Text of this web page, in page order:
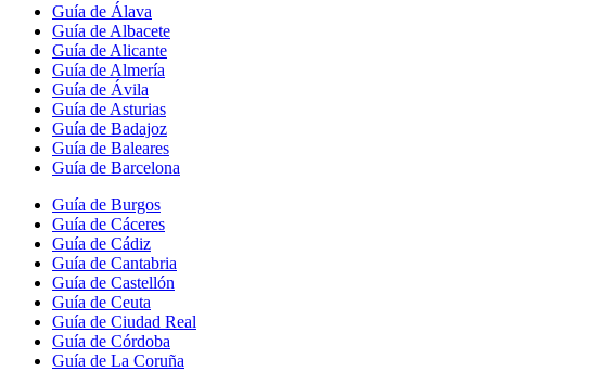
Guía de Álava
Guía de Albacete
Guía de Alicante
Guía de Almería
Guía de Ávila
Guía de Asturias
Guía de Badajoz
Guía de Baleares
Guía de Barcelona
Guía de Burgos
Guía de Cáceres
Guía de Cádiz
Guía de Cantabria
Guía de Castellón
Guía de Ceuta
Guía de Ciudad Real
Guía de Córdoba
Guía de La Coruña